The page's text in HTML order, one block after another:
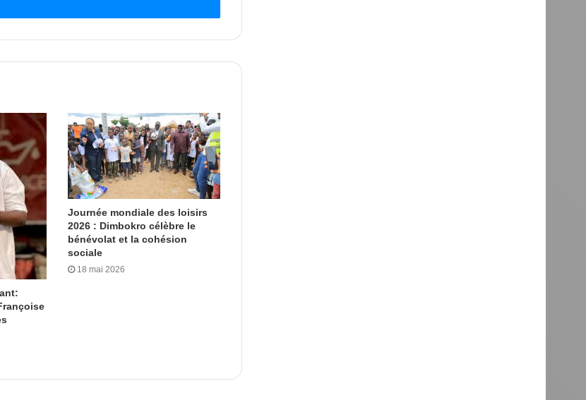
Journée mondiale des loisirs
2026 : Dimbokro célèbre le
bénévolat et la cohésion
sociale
18 mai 2026